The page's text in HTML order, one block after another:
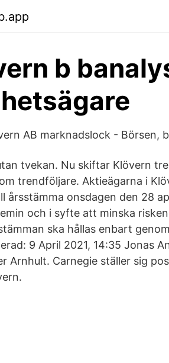
b
AB marknadslock - Börsen,
tvekan. Nu skiftar Klövern
trendföljare. Aktieägarna i
årsstämma onsdagen den 28
och i syfte att minska
ska hållas enbart
9 April 2021, 14:35 Jonas
Arnhult. Carnegie ställer sig